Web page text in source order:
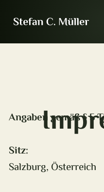
Angaben gemäß § 5
Sitz:
Salzburg, Österreich